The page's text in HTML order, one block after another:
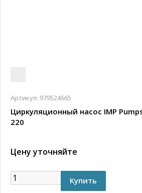
Артикул: 979524665
Циркуляционный насос IMP
220
Цену уточняйте